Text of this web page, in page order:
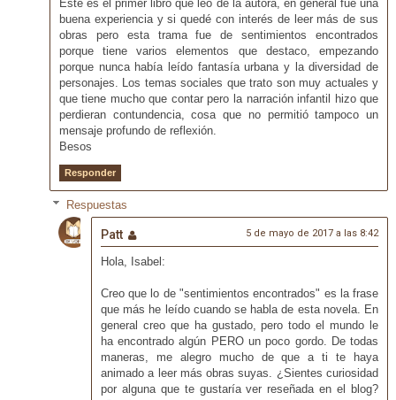
Este es el primer libro que leo de la autora, en general fue una
buena experiencia y si quedé con interés de leer más de sus
obras pero esta trama fue de sentimientos encontrados
porque tiene varios elementos que destaco, empezando
porque nunca había leído fantasía urbana y la diversidad de
personajes. Los temas sociales que trato son muy actuales y
que tiene mucho que contar pero la narración infantil hizo que
perdieran contundencia, cosa que no permitió tampoco un
mensaje profundo de reflexión.
Besos
Responder
Respuestas
Patt 5 de mayo de 2017 a las 8:42
Hola, Isabel:
Creo que lo de "sentimientos encontrados" es la frase
que más he leído cuando se habla de esta novela. En
general creo que ha gustado, pero todo el mundo le
ha encontrado algún PERO un poco gordo. De todas
maneras, me alegro mucho de que a ti te haya
animado a leer más obras suyas. ¿Sientes curiosidad
por alguna que te gustaría ver reseñada en el blog?